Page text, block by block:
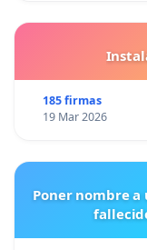
185 firmas
19 Mar 2026
Poner nombre